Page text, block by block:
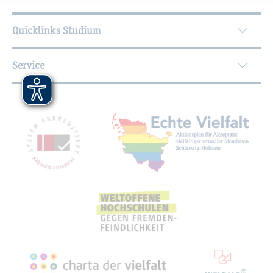
Quicklinks Studium
Service
Mit­glied­schaf­ten,